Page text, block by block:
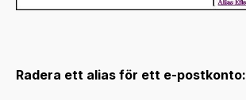
Radera ett alias för ett e-postkonto: